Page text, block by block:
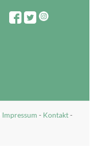
Impressum- Kontakt-